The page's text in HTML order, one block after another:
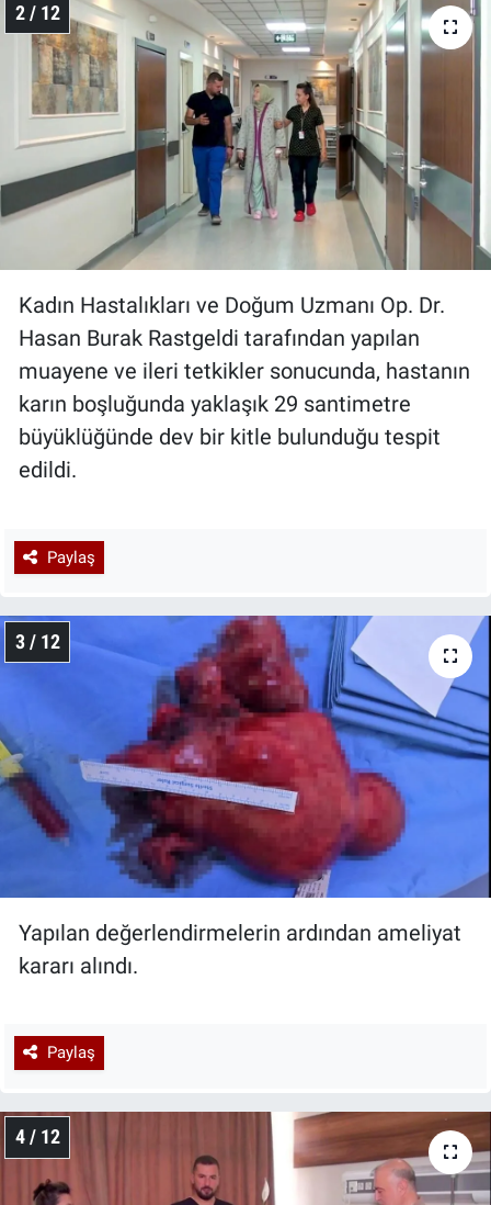
2 / 12
Kadın Hastalıkları ve Doğum Uzmanı Op. Dr.
Hasan Burak Rastgeldi tarafından yapılan
muayene ve ileri tetkikler sonucunda, hastanın
karın boşluğunda yaklaşık 29 santimetre
büyüklüğünde dev bir kitle bulunduğu tespit
edildi.
Paylaş
3 / 12
Yapılan değerlendirmelerin ardından ameliyat
kararı alındı.
Paylaş
4 / 12